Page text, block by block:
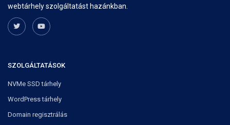
webtárhely szolgáltatást hazánkban.
SZOLGÁLTATÁSOK
NVMe SSD tárhely
WordPress tárhely
Domain regisztrálás